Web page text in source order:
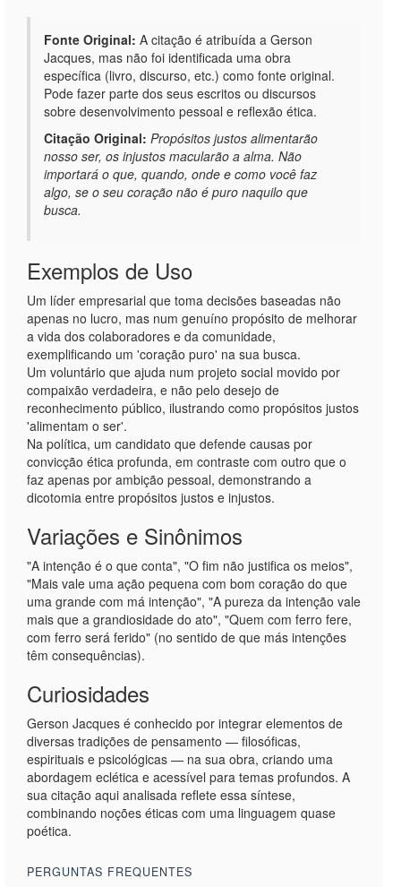
Fonte Original: A citação é atribuída a Gerson
Jacques, mas não foi identificada uma obra
específica (livro, discurso, etc.) como fonte original.
Pode fazer parte dos seus escritos ou discursos
sobre desenvolvimento pessoal e reflexão ética.
Citação Original: Propósitos justos alimentarão
nosso ser, os injustos macularão a alma. Não
importará o que, quando, onde e como você faz
algo, se o seu coração não é puro naquilo que
busca.
Exemplos de Uso
Um líder empresarial que toma decisões baseadas não
apenas no lucro, mas num genuíno propósito de melhorar
a vida dos colaboradores e da comunidade,
exemplificando um 'coração puro' na sua busca.
Um voluntário que ajuda num projeto social movido por
compaixão verdadeira, e não pelo desejo de
reconhecimento público, ilustrando como propósitos justos
'alimentam o ser'.
Na política, um candidato que defende causas por
convicção ética profunda, em contraste com outro que o
faz apenas por ambição pessoal, demonstrando a
dicotomia entre propósitos justos e injustos.
Variações e Sinônimos
"A intenção é o que conta", "O fim não justifica os meios",
"Mais vale uma ação pequena com bom coração do que
uma grande com má intenção", "A pureza da intenção vale
mais que a grandiosidade do ato", "Quem com ferro fere,
com ferro será ferido" (no sentido de que más intenções
têm consequências).
Curiosidades
Gerson Jacques é conhecido por integrar elementos de
diversas tradições de pensamento — filosóficas,
espirituais e psicológicas — na sua obra, criando uma
abordagem eclética e acessível para temas profundos. A
sua citação aqui analisada reflete essa síntese,
combinando noções éticas com uma linguagem quase
poética.
PERGUNTAS FREQUENTES